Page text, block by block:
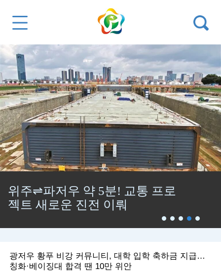
위주⇌파저우 약 5분! 교통 프로
젝트 새로운 진전 이뤄
광저우 황푸 비강 커뮤니티, 대학 입학 축하금 지급…
칭화·베이징대 합격 땐 10만 위안